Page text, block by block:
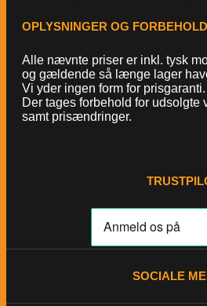
OPLYSNINGER OG FORBEHOLD
Alle nævnte priser er inkl. tysk
og gældende så længe lager
Vi yder ingen form for prisgaranti.
Der tages forbehold for udsolgte
samt prisændringer.
SOCIALE